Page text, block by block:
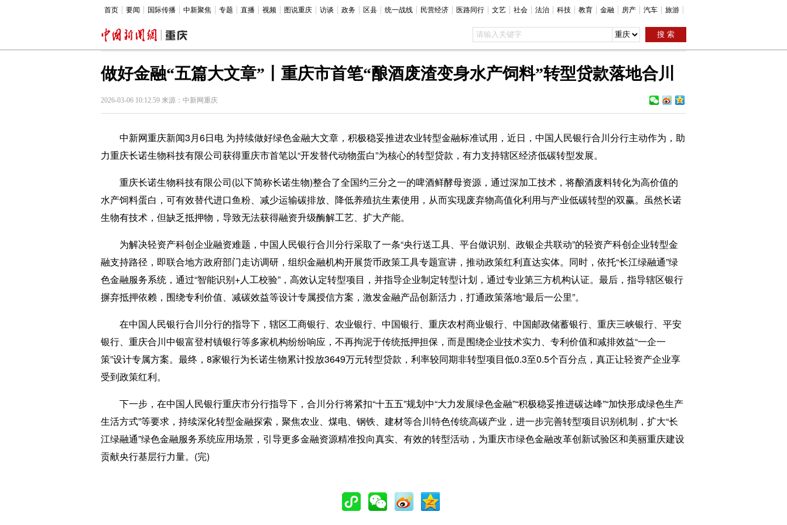
首页 要闻 国际传播 中新聚焦 专题 直播 视频 图说重庆 访谈 政务 区县 统一战线 民营经济 医路同行 文艺 社会 法治 科技 教育 金融 房产 汽车 旅游
做好金融“五篇大文章”丨重庆市首笔“酿酒废渣变身水产饲料”转型贷款落地合川
2026-03-06 10:12:59 来源：中新网重庆
中新网重庆新闻3月6日电 为持续做好绿色金融大文章，积极稳妥推进农业转型金融标准试用，近日，中国人民银行合川分行主动作为，助
力重庆长诺生物科技有限公司获得重庆市首笔以“开发替代动物蛋白”为核心的转型贷款，有力支持辖区经济低碳转型发展。
重庆长诺生物科技有限公司(以下简称长诺生物)整合了全国约三分之一的啤酒鲜酵母资源，通过深加工技术，将酿酒废料转化为高价值的
水产饲料蛋白，可有效替代进口鱼粉、减少运输碳排放、降低养殖抗生素使用，从而实现废弃物高值化利用与产业低碳转型的双赢。虽然长诺
生物有技术，但缺乏抵押物，导致无法获得融资升级酶解工艺、扩大产能。
为解决轻资产科创企业融资难题，中国人民银行合川分行采取了一条“央行送工具、平台做识别、政银企共联动”的轻资产科创企业转型金
融支持路径，即联合地方政府部门走访调研，组织金融机构开展货币政策工具专题宣讲，推动政策红利直达实体。同时，依托“长江绿融通”绿
色金融服务系统，通过“智能识别+人工校验”，高效认定转型项目，并指导企业制定转型计划，通过专业第三方机构认证。最后，指导辖区银行
摒弃抵押依赖，围绕专利价值、减碳效益等设计专属授信方案，激发金融产品创新活力，打通政策落地“最后一公里”。
在中国人民银行合川分行的指导下，辖区工商银行、农业银行、中国银行、重庆农村商业银行、中国邮政储蓄银行、重庆三峡银行、平安
银行、重庆合川中银富登村镇银行等多家机构纷纷响应，不再拘泥于传统抵押担保，而是围绕企业技术实力、专利价值和减排效益“一企一
策”设计专属方案。最终，8家银行为长诺生物累计投放3649万元转型贷款，利率较同期非转型项目低0.3至0.5个百分点，真正让轻资产企业享
受到政策红利。
下一步，在中国人民银行重庆市分行指导下，合川分行将紧扣“十五五”规划中“大力发展绿色金融”“积极稳妥推进碳达峰”“加快形成绿色生产
生活方式”等要求，持续深化转型金融探索，聚焦农业、煤电、钢铁、建材等合川特色传统高碳产业，进一步完善转型项目识别机制，扩大“长
江绿融通”绿色金融服务系统应用场景，引导更多金融资源精准投向真实、有效的转型活动，为重庆市绿色金融改革创新试验区和美丽重庆建设
贡献央行基层行力量。(完)